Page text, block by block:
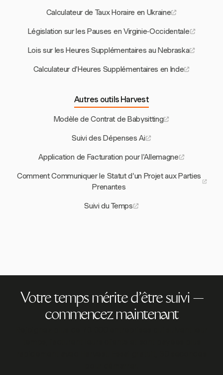
Calculateur de Taux Horaire en Ukraine
Législation sur les Pauses en Virginie-Occidentale
Lois sur les Heures Supplémentaires au Nebraska
Calculateur d'Heures Supplémentaires en Inde
Autres outils Harvest
Modèle de Contrat de Babysitting
Suivi des Dépenses Ai
Application de Facturation pour l'Allemagne
Comment Communiquer le Statut d'un Projet aux Parties
Prenantes
Suivi du Temps
Votre temps mérite d'être suivi —
commencez maintenant